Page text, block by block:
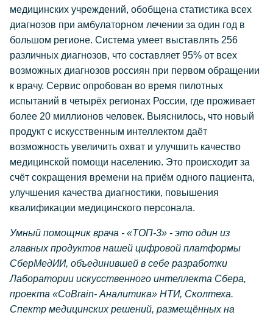
медицинских учреждений, обобщена статистика всех
диагнозов при амбулаторном лечении за один год в
большом регионе. Система умеет выставлять 256
различных диагнозов, что составляет 95% от всех
возможных диагнозов россиян при первом обращении
к врачу. Сервис опробован во время пилотных
испытаний в четырёх регионах России, где проживает
более 20 миллионов человек. Выяснилось, что новый
продукт с искусственным интеллектом даёт
возможность увеличить охват и улучшить качество
медицинской помощи населению. Это происходит за
счёт сокращения времени на приём одного пациента,
улучшения качества диагностики, повышения
квалификации медицинского персонала.
Умный помощник врача - «ТОП-3» - это один из
главных продуктов нашей цифровой платформы
СберМедИИ, объединившей в себе разработки
Лаборатории искусственного интеллекта Сбера,
проекта «CoBrain- Аналитика» НТИ, Сколтеха.
Спектр медицинских решений, размещённых на